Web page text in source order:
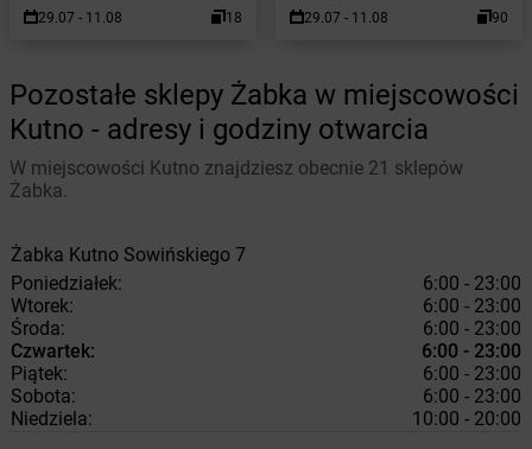
29.07 - 11.08
18
29.07 - 11.08
90
Pozostałe sklepy Żabka w miejscowości
Kutno - adresy i godziny otwarcia
W miejscowości Kutno znajdziesz obecnie 21 sklepów
Żabka.
Żabka Kutno Sowińskiego 7
Poniedziałek:
6:00 - 23:00
Wtorek:
6:00 - 23:00
Środa:
6:00 - 23:00
Czwartek:
6:00 - 23:00
Piątek:
6:00 - 23:00
Sobota:
6:00 - 23:00
Niedziela:
10:00 - 20:00